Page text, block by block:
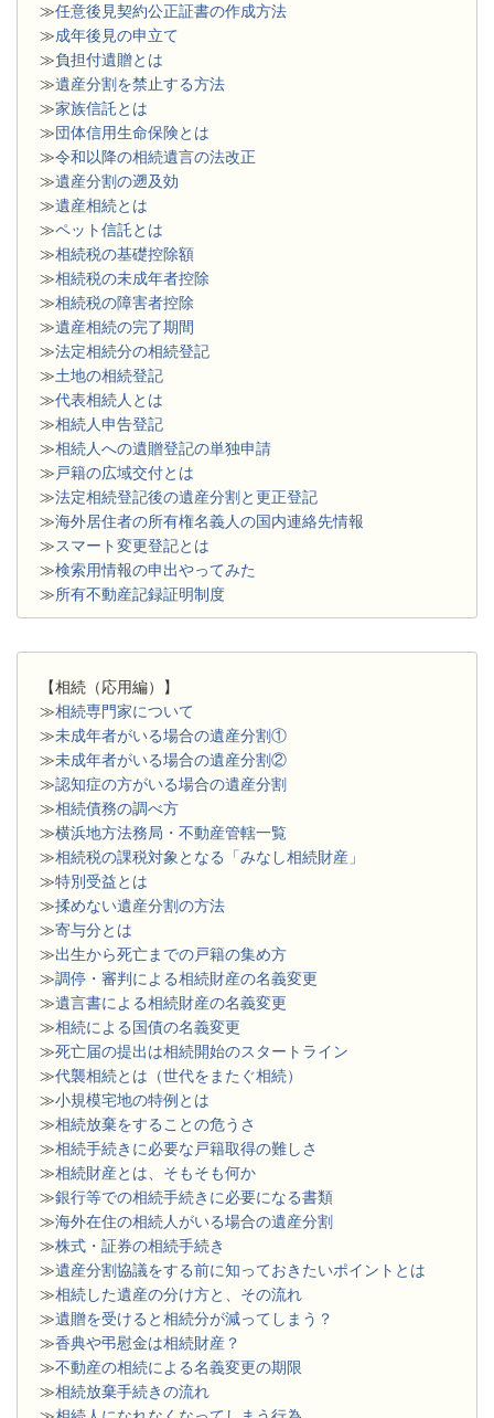
≫任意後見契約公正証書の作成方法
≫成年後見の申立て
≫負担付遺贈とは
≫遺産分割を禁止する方法
≫家族信託とは
≫団体信用生命保険とは
≫令和以降の相続遺言の法改正
≫遺産分割の遡及効
≫遺産相続とは
≫ペット信託とは
≫相続税の基礎控除額
≫相続税の未成年者控除
≫相続税の障害者控除
≫遺産相続の完了期間
≫法定相続分の相続登記
≫土地の相続登記
≫代表相続人とは
≫相続人申告登記
≫相続人への遺贈登記の単独申請
≫ 戸籍の広域交付とは
≫法定相続登記後の遺産分割と更正登記
≫海外居住者の所有権名義人の国内連絡先情報
≫スマート変更登記とは
≫検索用情報の申出やってみた
≫所有不動産記録証明制度
【相続（応用編）】
≫相続専門家について
≫未成年者がいる場合の遺産分割①
≫未成年者がいる場合の遺産分割②
≫認知症の方がいる場合の遺産分割
≫相続債務の調べ方
≫横浜地方法務局・不動産管轄一覧
≫相続税の課税対象となる「みなし相続財産」
≫特別受益とは
≫揉めない遺産分割の方法
≫寄与分とは
≫出生から死亡までの戸籍の集め方
≫調停・審判による相続財産の名義変更
≫遺言書による相続財産の名義変更
≫相続による国債の名義変更
≫死亡届の提出は相続開始のスタートライン
≫代襲相続とは（世代をまたぐ相続）
≫小規模宅地の特例とは
≫相続放棄をすることの危うさ
≫相続手続きに必要な戸籍取得の難しさ
≫相続財産とは、そもそも何か
≫銀行等での相続手続きに必要になる書類
​≫海外在住の相続人がいる場合の遺産分割
≫株式・証券の相続手続き
≫遺産分割協議をする前に知っておきたいポイントとは
≫相続した遺産の分け方と、その流れ
≫遺贈を受けると相続分が減ってしまう？
≫香典や弔慰金は相続財産？
≫不動産の相続による名義変更の期限
≫相続放棄手続きの流れ